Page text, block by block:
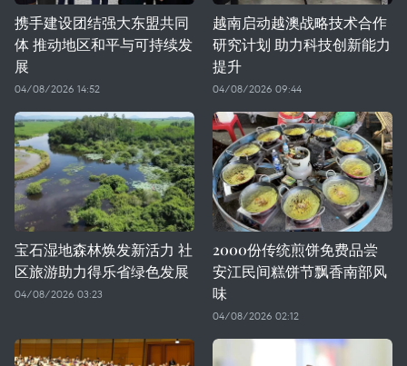
携手建设团结强大东盟共同
体 推动地区和平与可持续发
展
04/08/2026 14:52
越南启动越澳战略技术合作
研究计划 助力科技创新能力
提升
04/08/2026 09:44
宝石湿地森林焕发新活力 社
区旅游助力得乐省绿色发展
04/08/2026 03:23
2000份传统煎饼免费品尝
安江民间糕饼节飘香南部风
味
04/08/2026 02:12